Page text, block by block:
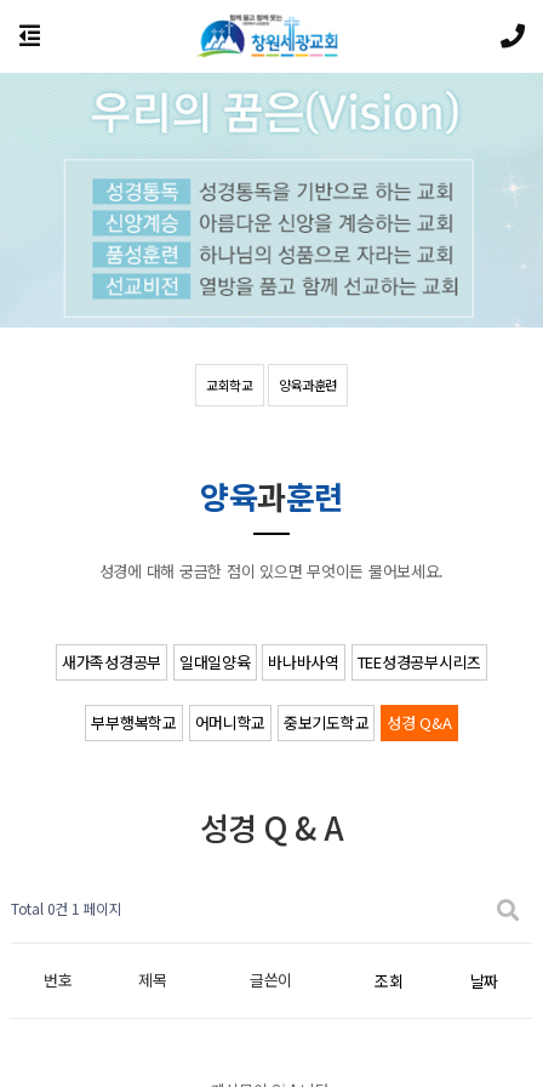
교회학교 양육과훈련
양육과훈련
성경에 대해 궁금한 점이 있으면 무엇이든 물어보세요.
새가족성경공부 일대일양육 바나바사역 TEE성경공부시리즈
부부행복학교 어머니학교 중보기도학교 성경 Q&A
성경 Q & A
Total 0건 1 페이지
번호 제목 글쓴이 조회 날짜